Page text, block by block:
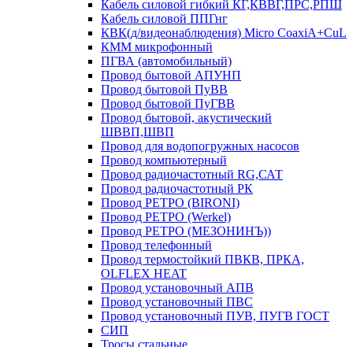
Кабель силовой гибкий КГ,КВВГ,ПРС,РПШ
Кабель силовой ППГнг
КВК(д/видеонаблюдения) Micro CoaxiA+CuL
КММ микрофонный
ПГВА (автомобильный)
Провод бытовой АПУНП
Провод бытовой ПуВВ
Провод бытовой ПуГВВ
Провод бытовой, акустический
ШВВП,ШВП
Провод для водопогружных насосов
Провод компьютерный
Провод радиочастотный RG,САТ
Провод радиочастотный РК
Провод РЕТРО (BIRONI)
Провод РЕТРО (Werkel)
Провод РЕТРО (МЕЗОНИНЪ))
Провод телефонный
Провод термостойкий ПВКВ, ПРКА,
OLFLEX HEAT
Провод установочный АПВ
Провод установочный ПВС
Провод установочный ПУВ, ПУГВ ГОСТ
СИП